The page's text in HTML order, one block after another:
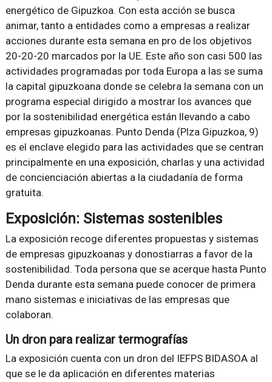
energético de Gipuzkoa. Con esta acción se busca
animar, tanto a entidades como a empresas a realizar
acciones durante esta semana en pro de los objetivos
20-20-20 marcados por la UE. Este año son casi 500 las
actividades programadas por toda Europa a las se suma
la capital gipuzkoana donde se celebra la semana con un
programa especial dirigido a mostrar los avances que
por la sostenibilidad energética están llevando a cabo
empresas gipuzkoanas. Punto Denda (Plza Gipuzkoa, 9)
es el enclave elegido para las actividades que se centran
principalmente en una exposición, charlas y una actividad
de concienciación abiertas a la ciudadanía de forma
gratuita.
Exposición: Sistemas sostenibles
La exposición recoge diferentes propuestas y sistemas
de empresas gipuzkoanas y donostiarras a favor de la
sostenibilidad. Toda persona que se acerque hasta Punto
Denda durante esta semana puede conocer de primera
mano sistemas e iniciativas de las empresas que
colaboran.
Un dron para realizar termografías
La exposición cuenta con un dron del IEFPS BIDASOA al
que se le da aplicación en diferentes materias